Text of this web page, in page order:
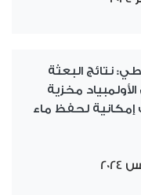
نتائج البعثة
مخزية
إمكانية لحفظ ماء